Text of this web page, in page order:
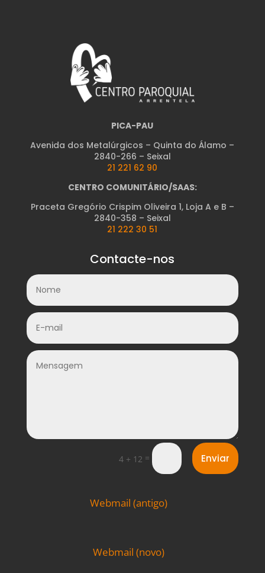
PICA-PAU
Avenida dos Metalúrgicos – Quinta do Álamo –
2840-266 – Seixal
21 221 62 90
CENTRO COMUNITÁRIO/SAAS:
Praceta Gregório Crispim Oliveira 1, Loja A e B –
2840-358 – Seixal
21 222 30 51
Contacte-nos
4 + 12 = Enviar
Webmail (antigo)
Webmail (novo)